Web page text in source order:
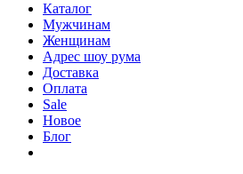
Каталог
Мужчинам
Женщинам
Адрес шоу рума
Доставка
Оплата
Sale
Новое
Блог